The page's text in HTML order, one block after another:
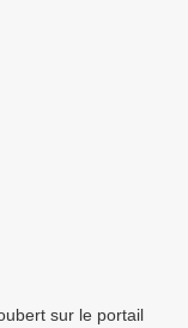
sur le portail